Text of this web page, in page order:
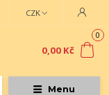
Menu
CZK
0
0,00 Kč